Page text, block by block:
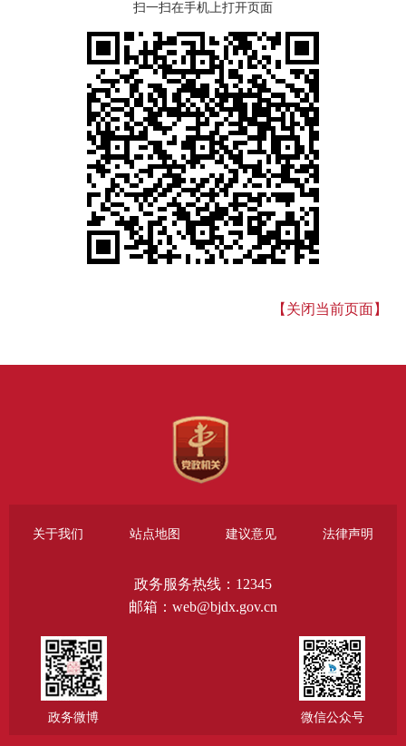
扫一扫在手机上打开页面
【关闭当前页面】
关于我们 站点地图 建议意见 法律声明
政务服务热线：12345
邮箱：web@bjdx.gov.cn
政务微博 微信公众号